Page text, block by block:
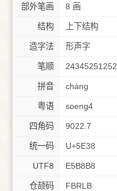
部外笔画 8 画
结构 上下结构
造字法 形声字
笔顺 24345251252
拼音 cháng
粤语 soeng4
四角码 9022.7
统一码 U+5E38
UTF8 E5B8B8
仓颉码 FBRLB